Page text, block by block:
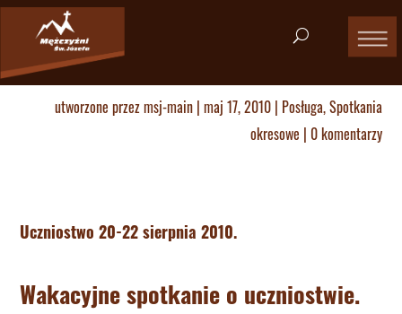
utworzone przezmsj-main| maj 17, 2010| Posługa,Spotkania
okresowe | 0 komentarzy
Uczniostwo 20-22 sierpnia 2010.
Wakacyjne spotkanie o uczniostwie.